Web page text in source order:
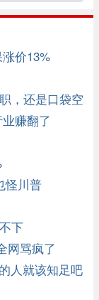
价13%
，还是口袋空
赚翻了
怪川普
下
网骂疯了
人就该知足吧